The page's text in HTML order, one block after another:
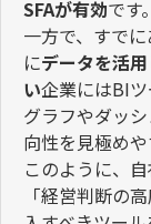
SFAが有効です。
一方で、すで
にデータを活
い企業にはBI
グラフやダッ
向性を見極めや
このように、
「経営判断の